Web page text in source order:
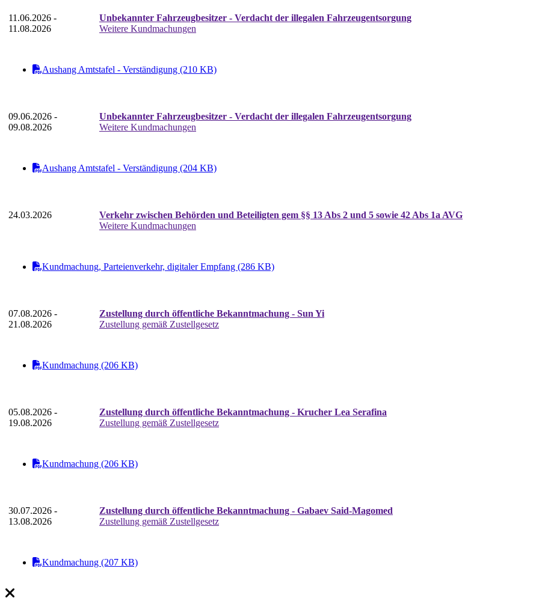
11.06.2026 -
11.08.2026
Unbekannter Fahrzeugbesitzer - Verdacht der illegalen Fahrzeugentsorgung
Weitere Kundmachungen
Aushang Amtstafel - Verständigung (210 KB)
09.06.2026 -
09.08.2026
Unbekannter Fahrzeugbesitzer - Verdacht der illegalen Fahrzeugentsorgung
Weitere Kundmachungen
Aushang Amtstafel - Verständigung (204 KB)
24.03.2026
Verkehr zwischen Behörden und Beteiligten gem §§ 13 Abs 2 und 5 sowie 42 Abs 1a AVG
Weitere Kundmachungen
Kundmachung, Parteienverkehr, digitaler Empfang (286 KB)
07.08.2026 -
21.08.2026
Zustellung durch öffentliche Bekanntmachung - Sun Yi
Zustellung gemäß Zustellgesetz
Kundmachung (206 KB)
05.08.2026 -
19.08.2026
Zustellung durch öffentliche Bekanntmachung - Krucher Lea Serafina
Zustellung gemäß Zustellgesetz
Kundmachung (206 KB)
30.07.2026 -
13.08.2026
Zustellung durch öffentliche Bekanntmachung - Gabaev Said-Magomed
Zustellung gemäß Zustellgesetz
Kundmachung (207 KB)